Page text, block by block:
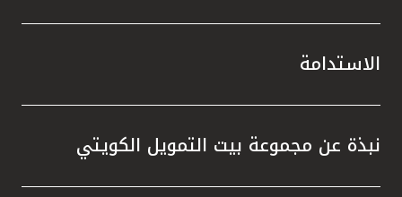
الاستدامة
نبذة عن مجموعة بيت التمويل الكويتي